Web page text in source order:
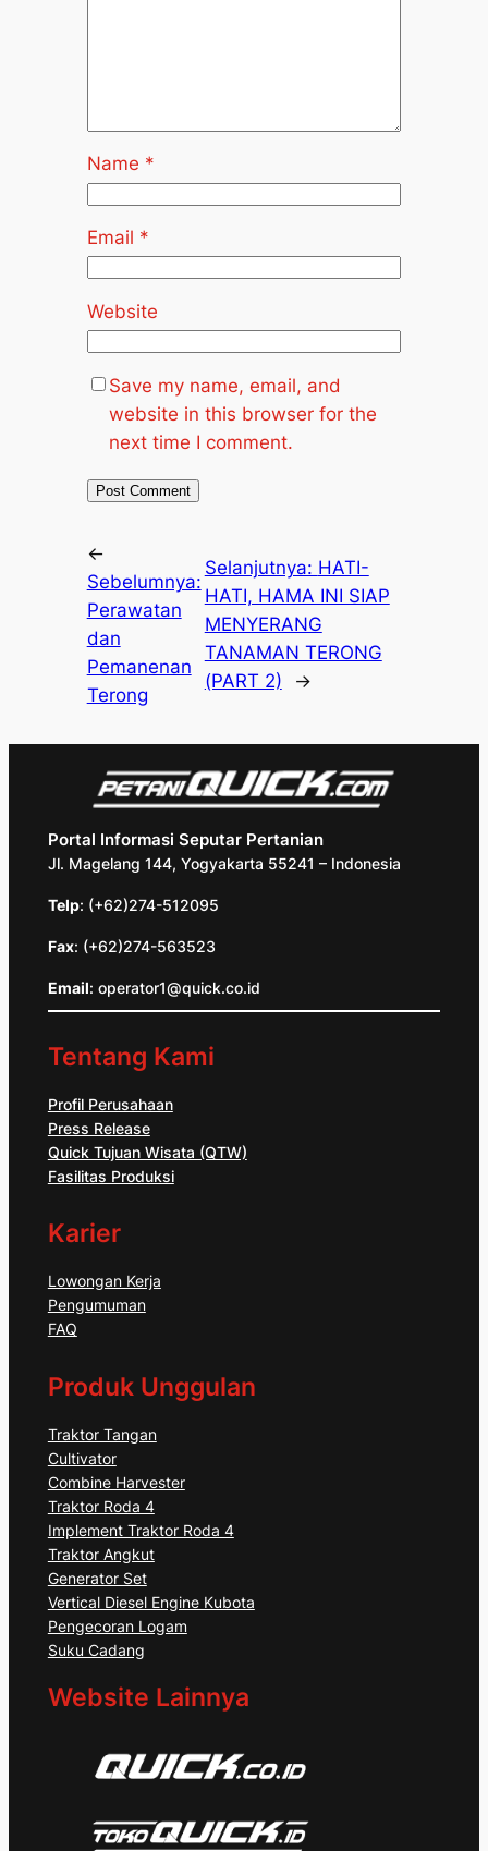
Name *
Email *
Website
Save my name, email, and
website in this browser for the
next time I comment.
←
Sebelumnya:
Perawatan
dan
Pemanenan
Terong
Selanjutnya: HATI-
HATI, HAMA INI SIAP
MENYERANG
TANAMAN TERONG
(PART 2)
→
Portal Informasi Seputar Pertanian
Jl. Magelang 144, Yogyakarta 55241 – Indonesia
Telp: (+62)274-512095
Fax: (+62)274-563523
Email: operator1@quick.co.id
Tentang Kami
Profil Perusahaan
Press Release
Quick Tujuan Wisata (QTW)
Fasilitas Produksi
Karier
Lowongan Kerja
Pengumuman
FAQ
Produk Unggulan
Traktor Tangan
Cultivator
Combine Harvester
Traktor Roda 4
Implement Traktor Roda 4
Traktor Angkut
Generator Set
Vertical Diesel Engine Kubota
Pengecoran Logam
Suku Cadang
Website Lainnya